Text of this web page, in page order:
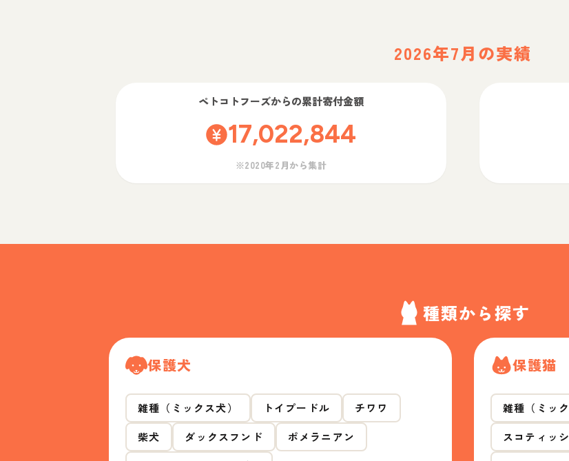
2026年7月の実績
ペトコトフーズからの累計寄付金額
17,022,844
※2020年2月から集計
種類から探す
保護犬
雑種（ミックス犬） トイプードル
チワワ
柴犬
ダックスフンド
ポメラニアン
保護猫
雑種（ミック
スコティッ